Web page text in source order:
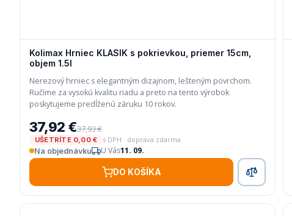
Kolimax Hrniec KLASIK s pokrievkou, priemer 15cm,
objem 1.5l
Nerezový hrniec s elegantným dizajnom, lešteným povrchom.
Ručíme za vysokú kvalitu riadu a preto na tento výrobok
poskytujeme predĺženú záruku 10 rokov.
37,92 €37,93 €
UŠETRÍTE 0,00 €
s DPH · doprava zdarma
Na objednávku
U Vás11. 09.
DO KOŠÍKA